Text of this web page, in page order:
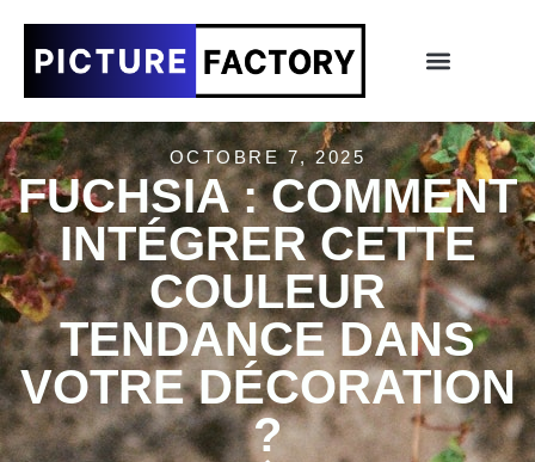
OCTOBRE 7, 2025
FUCHSIA : COMMENT
INTÉGRER CETTE
COULEUR
TENDANCE DANS
VOTRE DÉCORATION
?